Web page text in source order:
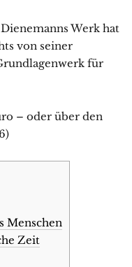
Werk hat
von seiner
für
– oder über den
Menschen
Zeit